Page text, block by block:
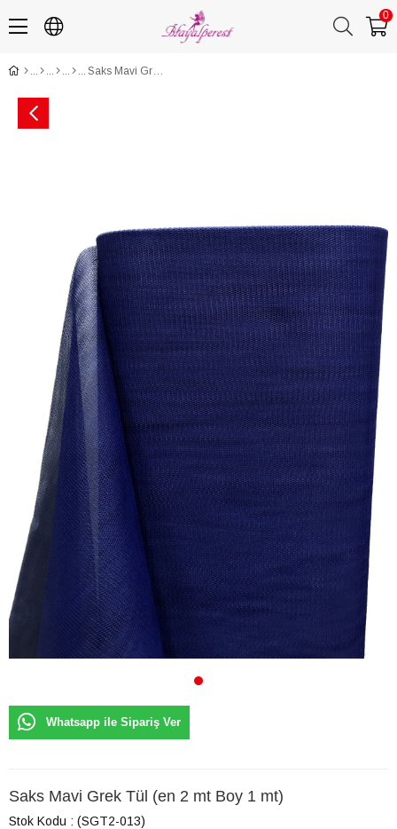
0
Saks Mavi Grek Tül (en 2 mt Boy 1 mt)
Whatsapp ile Sipariş Ver
Saks Mavi Grek Tül (en 2 mt Boy 1 mt)
Stok Kodu (SGT2-013)